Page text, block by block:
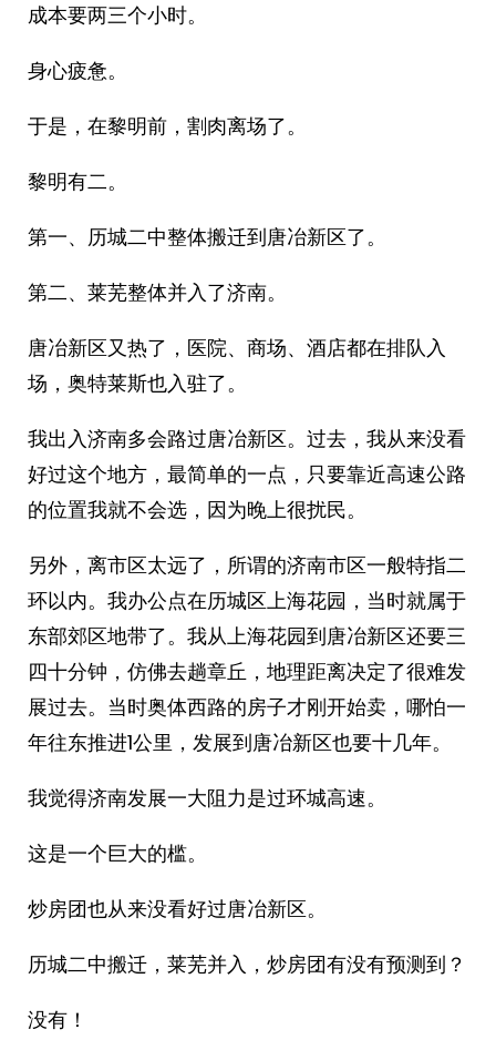
成本要两三个小时。
身心疲惫。
于是，在黎明前，割肉离场了。
黎明有二。
第一、历城二中整体搬迁到唐冶新区了。
第二、莱芜整体并入了济南。
唐冶新区又热了，医院、商场、酒店都在排队入
场，奥特莱斯也入驻了。
我出入济南多会路过唐冶新区。过去，我从来没看
好过这个地方，最简单的一点，只要靠近高速公路
的位置我就不会选，因为晚上很扰民。
另外，离市区太远了，所谓的济南市区一般特指二
环以内。我办公点在历城区上海花园，当时就属于
东部郊区地带了。我从上海花园到唐冶新区还要三
四十分钟，仿佛去趟章丘，地理距离决定了很难发
展过去。当时奥体西路的房子才刚开始卖，哪怕一
年往东推进1公里，发展到唐冶新区也要十几年。
我觉得济南发展一大阻力是过环城高速。
这是一个巨大的槛。
炒房团也从来没看好过唐冶新区。
历城二中搬迁，莱芜并入，炒房团有没有预测到？
没有！